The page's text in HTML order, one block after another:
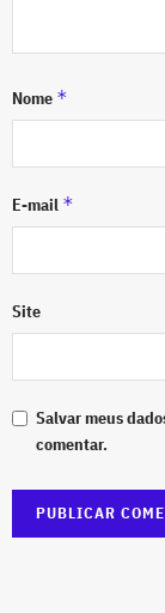
Nome *
E-mail *
Site
Salvar meus
comentar.